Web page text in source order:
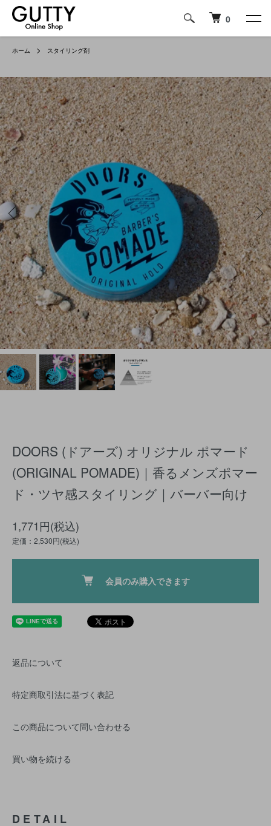
0
ホーム スタイリング剤
DOORS (ドアーズ) オリジナル ポマード
(ORIGINAL POMADE)｜香るメンズポマー
ド・ツヤ感スタイリング｜バーバー向け
1,771円(税込)
定価：2,530円(税込)
会員のみ購入できます
返品について
特定商取引法に基づく表記
この商品について問い合わせる
買い物を続ける
DETAIL